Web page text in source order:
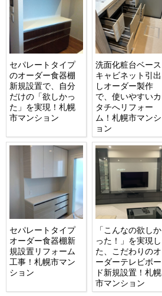
セパレートタイプ
のオーダー食器棚
新規設置で、自分
だけの「欲しかっ
た」を実現！札幌
市マンション
洗面化粧台ベース
キャビネット引出
しオーダー製作
で、使いやすいカ
タチへリフォー
ム！札幌市マンシ
ョン
セパレートタイプ
オーダー食器棚新
規設置リフォーム
工事！札幌市マン
ション
「こんなの欲しか
った！」を実現し
た、こだわりのオ
ーダーテレビボー
ド新規設置！札幌
市マンション